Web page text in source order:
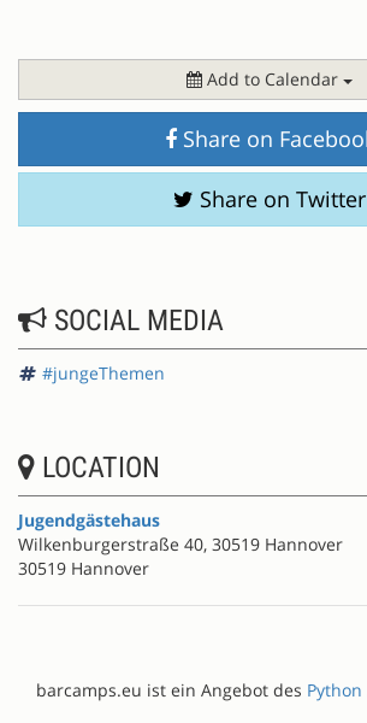
Add to Calendar
Share on
Share on Twitter
SOCIAL MEDIA
#jungeThemen
LOCATION
Jugendgästehaus
Wilkenburgerstraße 40, 30519 Hannover
30519 Hannover
barcamps.eu ist ein Angebot des